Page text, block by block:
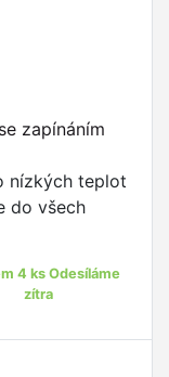
zapínáním
nízkých teplot
do všech
4 ks Odesíláme
zítra